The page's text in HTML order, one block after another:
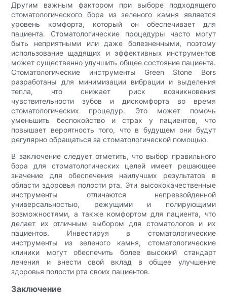
Другим важным фактором при выборе подходящего
стоматологического бора из зеленого камня является
уровень комфорта, который он обеспечивает для
пациента. Стоматологические процедуры часто могут
быть неприятными или даже болезненными, поэтому
использование щадящих и эффективных инструментов
может существенно улучшить общее состояние пациента.
Стоматологические инструменты Green Stone Bors
разработаны для минимизации вибрации и выделения
тепла, что снижает риск возникновения
чувствительности зубов и дискомфорта во время
стоматологических процедур. Это может помочь
уменьшить беспокойство и страх у пациентов, что
повышает вероятность того, что в будущем они будут
регулярно обращаться за стоматологической помощью.
В заключение следует отметить, что выбор правильного
бора для стоматологических целей имеет решающее
значение для обеспечения наилучших результатов в
области здоровья полости рта. Эти высококачественные
инструменты отличаются непревзойденной
универсальностью, режущими и полирующими
возможностями, а также комфортом для пациента, что
делает их отличным выбором для стоматологов и их
пациентов. Инвестируя в стоматологические
инструменты из зеленого камня, стоматологические
клиники могут обеспечить более высокий стандарт
лечения и внести свой вклад в общее улучшение
здоровья полости рта своих пациентов.
Заключение